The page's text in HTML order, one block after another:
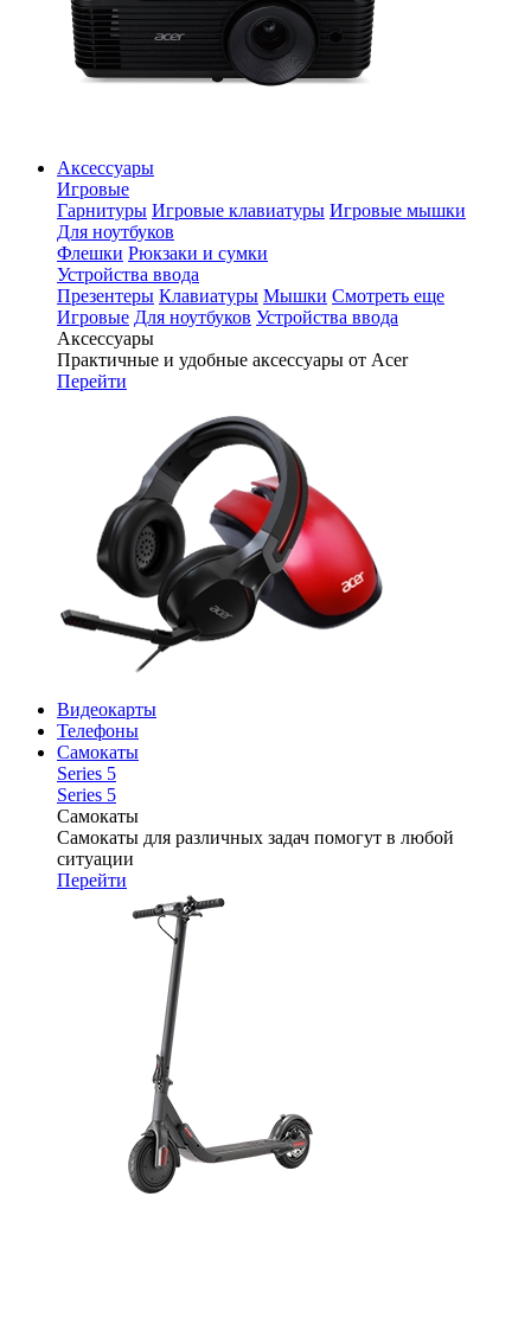
Аксессуары
Игровые
Гарнитуры Игровые клавиатуры Игровые мышки
Для ноутбуков
Флешки Рюкзаки и сумки
Устройства ввода
Презентеры Клавиатуры Мышки Смотреть еще
Игровые Для ноутбуков Устройства ввода
Аксессуары
Практичные и удобные аксессуары от Acer
Перейти
Видеокарты
Телефоны
Самокаты
Series 5
Series 5
Самокаты
Самокаты для различных задач помогут в любой
ситуации
Перейти